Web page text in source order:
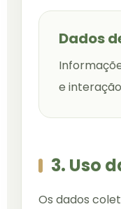
Dados
e
3. Uso
Os dados